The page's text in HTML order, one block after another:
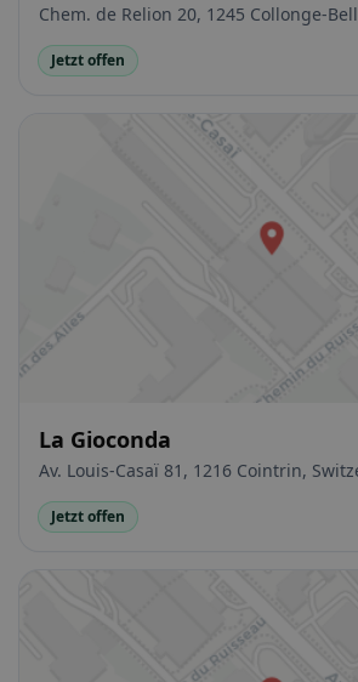
Chem. de Relion 20, 1245 Collonge-
Jetzt offen
La Gioconda
Av. Louis-Casaï 81, 1216 Cointrin,
Jetzt offen